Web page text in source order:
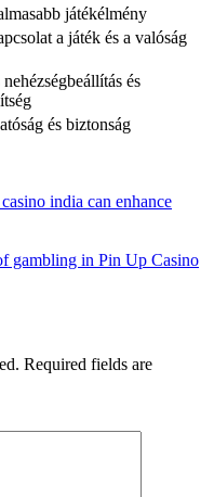
játékélmény
a játék és a valóság
és
és biztonság
india can enhance
gambling in Pin Up Casino
Required fields are